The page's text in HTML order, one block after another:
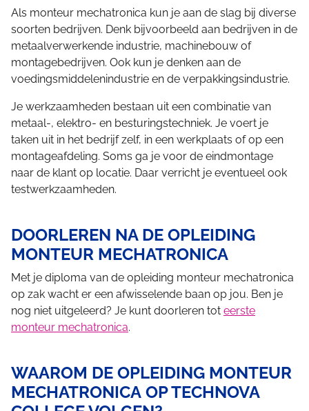
Als monteur mechatronica kun je aan de slag bij diverse
soorten bedrijven. Denk bijvoorbeeld aan bedrijven in de
metaalverwerkende industrie, machinebouw of
montagebedrijven. Ook kun je denken aan de
voedingsmiddelenindustrie en de verpakkingsindustrie.
Je werkzaamheden bestaan uit een combinatie van
metaal-, elektro- en besturingstechniek. Je voert je
taken uit in het bedrijf zelf, in een werkplaats of op een
montageafdeling. Soms ga je voor de eindmontage
naar de klant op locatie. Daar verricht je eventueel ook
testwerkzaamheden.
DOORLEREN NA DE OPLEIDING
MONTEUR MECHATRONICA
Met je diploma van de opleiding monteur mechatronica
op zak wacht er een afwisselende baan op jou. Ben je
nog niet uitgeleerd? Je kunt doorleren tot eerste
monteur mechatronica.
WAAROM DE OPLEIDING MONTEUR
MECHATRONICA OP TECHNOVA